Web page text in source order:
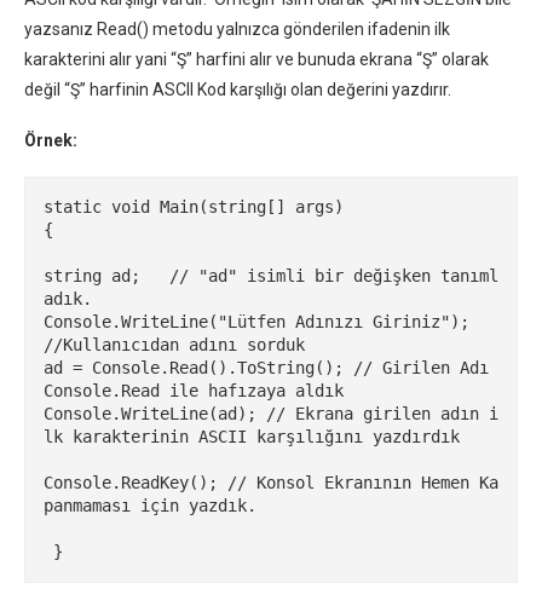
yazsanız Read() metodu yalnızca gönderilen ifadenin ilk
karakterini alır yani “Ş” harfini alır ve bunuda ekrana “Ş” olarak
değil “Ş” harfinin ASCII Kod karşılığı olan değerini yazdırır.
Örnek:
static void Main(string[] args)
{
string ad;   // "ad" isimli bir değişken tanıml
adık.
Console.WriteLine("Lütfen Adınızı Giriniz");
//Kullanıcıdan adını sorduk
ad = Console.Read().ToString(); // Girilen Adı
Console.Read ile hafızaya aldık
Console.WriteLine(ad); // Ekrana girilen adın i
lk karakterinin ASCII karşılığını yazdırdık
Console.ReadKey(); // Konsol Ekranının Hemen Ka
panmaması için yazdık.
}